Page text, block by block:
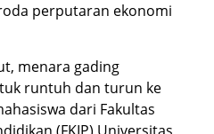
perputaran ekonomi
menara gading
runtuh dan turun ke
dari Fakultas